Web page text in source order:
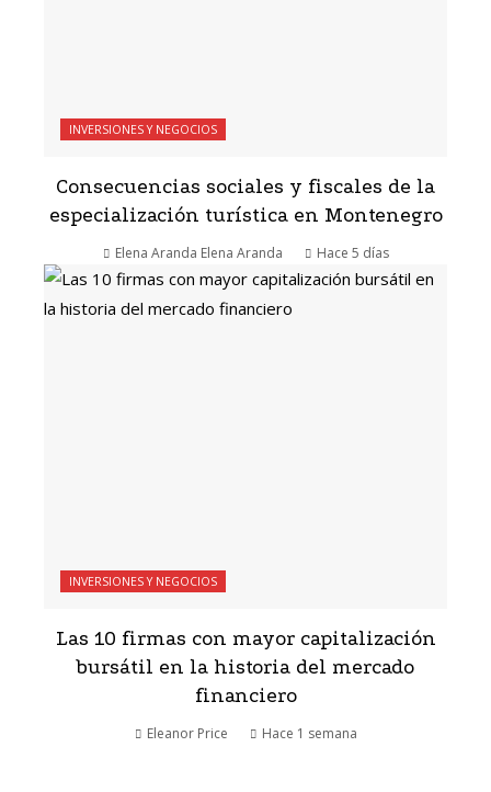
INVERSIONES Y NEGOCIOS
Consecuencias sociales y fiscales de la
especialización turística en Montenegro
Elena Aranda Elena Aranda Hace 5 días
INVERSIONES Y NEGOCIOS
Las 10 firmas con mayor capitalización
bursátil en la historia del mercado
financiero
Eleanor Price Hace 1 semana